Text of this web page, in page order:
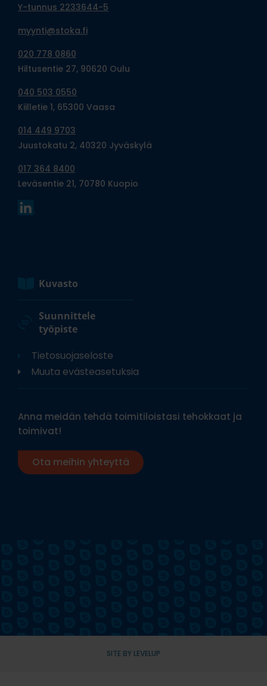
Y-tunnus 2233644-5
myynti@stoka.fi
020 778 0860
Hiltusentie 27, 90620 Oulu
040 503 0550
Kiilletie 1, 65300 Vaasa
014 449 9703
Juustokatu 2, 40320 Jyväskylä
017 364 8400
Leväsentie 21, 70780 Kuopio
Kuvasto
Suunnittele
työpiste
Tietosuojaseloste
Muuta evästeasetuksia
Anna meidän tehdä toimitiloistasi tehokkaat ja
toimivat!
Ota meihin yhteyttä
SITE BY LEVELUP